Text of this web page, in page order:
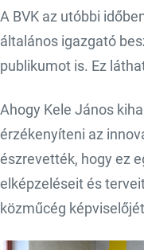
A BVK az utóbbi
általános igazgató
publikumot is. Ez
Ahogy Kele János
érzékenyíteni az
észrevették, hogy ez
elképzeléseit és
közműcég